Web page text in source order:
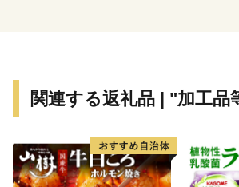
※本町は総務省の指定を受けた適正な
【重要】2024/09/26より寄附額変更の
関連する返礼品 | "加工品